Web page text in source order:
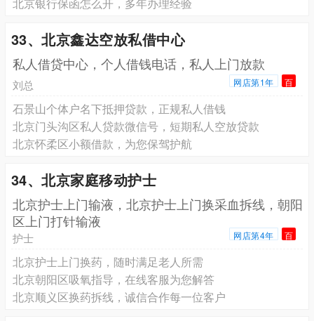
33、北京鑫达空放私借中心
私人借贷中心，个人借钱电话，私人上门放款
刘总 网店第1年 百
石景山个体户名下抵押贷款，正规私人借钱
北京门头沟区私人贷款微信号，短期私人空放贷款
北京怀柔区小额借款，为您保驾护航
34、北京家庭移动护士
北京护士上门输液，北京护士上门换采血拆线，朝阳
区上门打针输液
护士 网店第4年 百
北京护士上门换药，随时满足老人所需
北京朝阳区吸氧指导，在线客服为您解答
北京顺义区换药拆线，诚信合作每一位客户